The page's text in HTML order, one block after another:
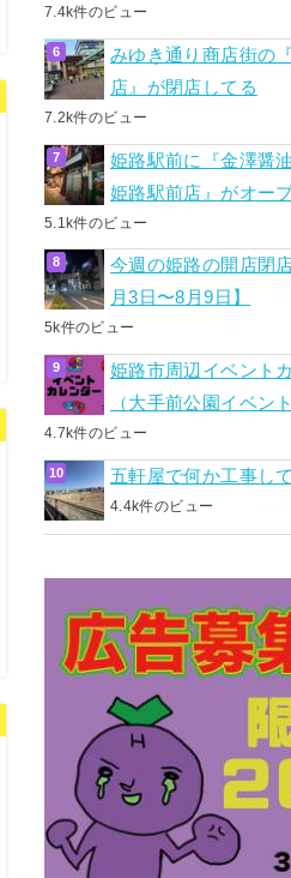
7.4k件のビュー
みゆき通り商店街の
店』が閉店してる
7.2k件のビュー
姫路駅前に『金澤醤
姫路駅前店』がオー
5.1k件のビュー
今週の姫路の開店閉
月3日〜8月9日】
5k件のビュー
姫路市周辺イベント
（大手前公園イベン
4.7k件のビュー
五軒屋で何か工事し
4.4k件のビュー